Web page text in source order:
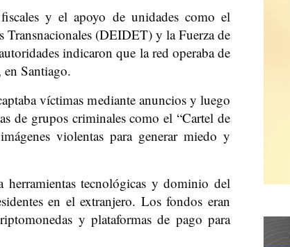
y el apoyo de unidades como el
Transnacionales (DEIDET) y la Fuerza de
indicaron que la red operaba de
en Santiago.
víctimas mediante anuncios y luego
de grupos criminales como el “Cartel de
violentas para generar miedo y
tecnológicas y dominio del
en el extranjero. Los fondos eran
y plataformas de pago para